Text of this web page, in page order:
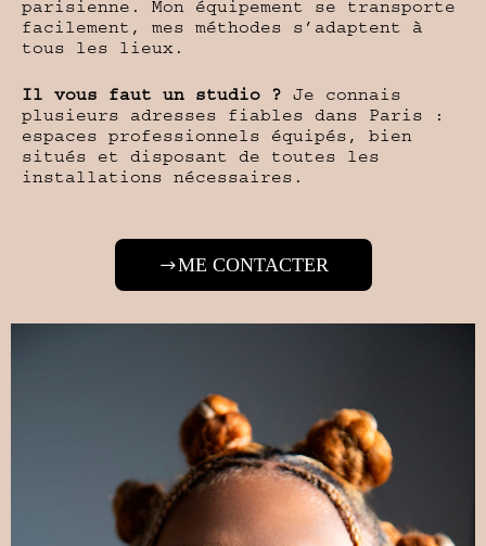
parisienne. Mon équipement se transporte
facilement, mes méthodes s’adaptent à
tous les lieux.
Il vous faut un studio ? Je connais
plusieurs adresses fiables dans Paris :
espaces professionnels équipés, bien
situés et disposant de toutes les
installations nécessaires.
ME CONTACTER